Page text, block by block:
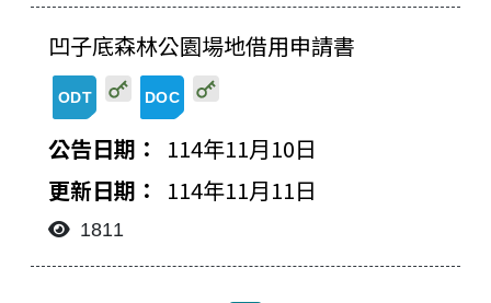
凹子底森林公園場地借用申請書
20251111141602590015756.odt
20251111141602590015596.doc
114年11月10日
114年11月11日
1811